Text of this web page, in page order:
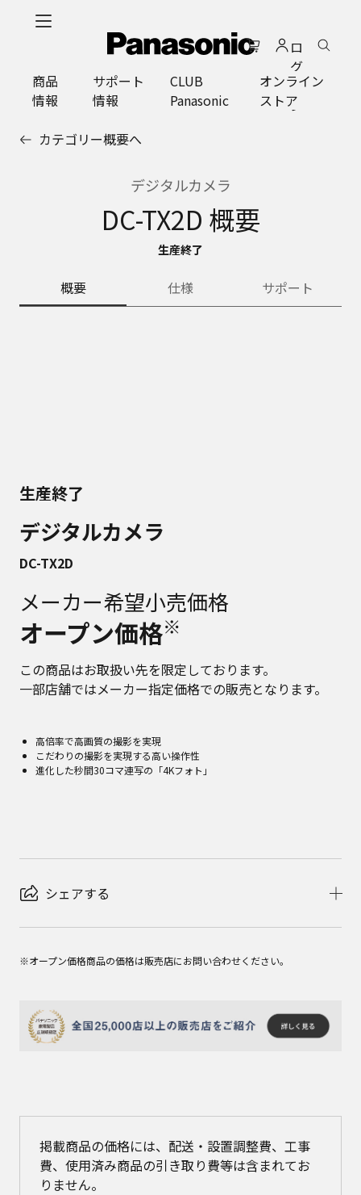
ロ
グ
イ
ン
商品
情報
サポート
情報
CLUB
Panasonic
オンライン
ストア
カテゴリー概要へ
デジタルカメラ
DC-TX2D 概要
生産終了
概要 仕様 サポート
生産終了
デジタルカメラ
DC-TX2D
メーカー希望小売価格
オープン価格※
この商品はお取扱い先を限定しております。
一部店舗ではメーカー指定価格での販売となります。
高倍率で高画質の撮影を実現
こだわりの撮影を実現する高い操作性
進化した秒間30コマ連写の「4Kフォト」
シェアする
※オープン価格商品の価格は販売店にお問い合わせください。
掲載商品の価格には、配送・設置調整費、工事
費、使用済み商品の引き取り費等は含まれてお
りません。